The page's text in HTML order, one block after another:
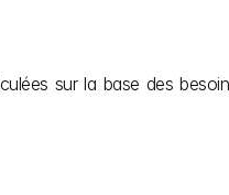
sur la base des